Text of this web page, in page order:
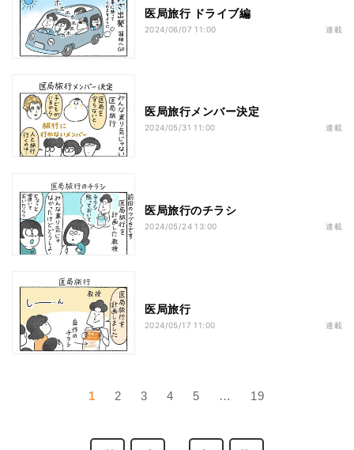
医局旅行 ドライブ編
2024/06/07 11:00 連載
医局旅行メンバー決定
2024/05/31 11:00 連載
医局旅行のチラシ
2024/05/24 13:00 連載
医局旅行
2024/05/17 11:00 連載
1 2 3 4 5 … 19